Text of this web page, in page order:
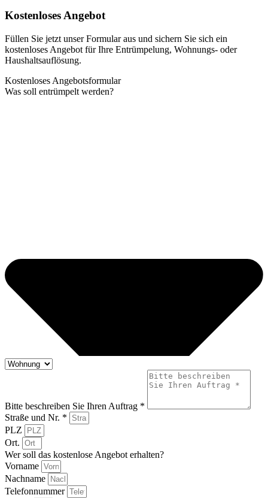
Kostenloses Angebot
Füllen Sie jetzt unser Formular aus und sichern Sie sich ein
kostenloses Angebot für Ihre Entrümpelung, Wohnungs- oder
Haushaltsauflösung.
Kostenloses Angebotsformular
Was soll entrümpelt werden?
Bitte beschreiben Sie Ihren Auftrag *
Straße und Nr. *
PLZ
Ort.
Wer soll das kostenlose Angebot erhalten?
Vorname
Nachname
Telefonnummer